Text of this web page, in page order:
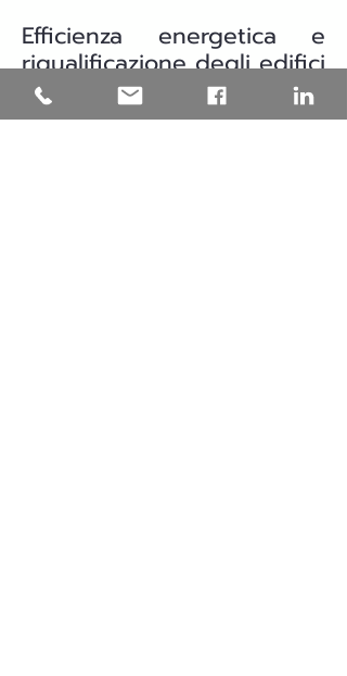
Efficienza energetica e
riqualificazione degli edifici
in Puglia
Una parte significativa del